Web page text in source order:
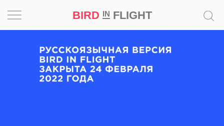
BIRD INFLIGHT